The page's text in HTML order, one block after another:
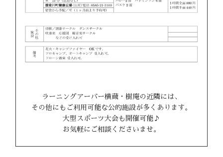
ラーニングアーバー横蔵・樹庵の近隣には、
その他にもご利用可能な公的施設が多くあります。
大型スポーツ大会も開催可能♪
お気軽にご相談くださいませ。